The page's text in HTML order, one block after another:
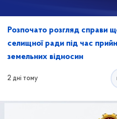
Розпочато розгляд справи
селищної ради під час
земельних відносин
2 дні тому